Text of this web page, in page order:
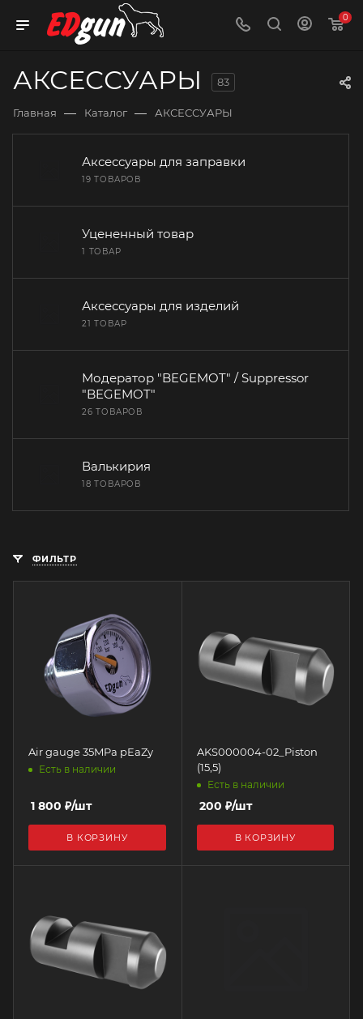
0
АКСЕССУАРЫ 83
Главная — Каталог — АКСЕССУАРЫ
Аксессуары для заправки
19 ТОВАРОВ
Уцененный товар
1 ТОВАР
Аксессуары для изделий
21 ТОВАР
Модератор "BEGEMOT" / Suppressor
"BEGEMOT"
26 ТОВАРОВ
Валькирия
18 ТОВАРОВ
ФИЛЬТР
Air gauge 35MPa pEaZy
Есть в наличии
1 800 ₽/шт
В КОРЗИНУ
AKS000004-02_Piston
(15,5)
Есть в наличии
200 ₽/шт
В КОРЗИНУ